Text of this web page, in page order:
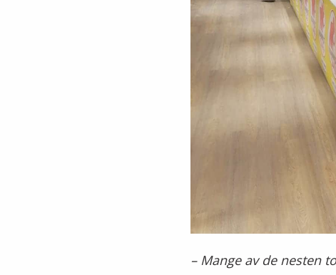
– Mange av de nesten